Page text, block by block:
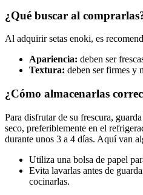
¿Qué buscar al
Al adquirir setas enoki, es
Apariencia: deben ser
Textura: deben ser firmes y
¿Cómo almacenarlas
Para disfrutar de su frescura,
seco, preferiblemente en el
durante unos 3 a 4 días. Aquí van
Utiliza una bolsa de papel
Evita lavarlas antes de
cocinarlas.